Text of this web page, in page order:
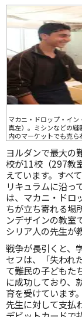
マカニ・ドロップ・イ
真左）。ミシンなどの
内のマーケットでも売ら
ヨルダンで最大の
校が11校（297教
えています。すべ
リキュラムに沿っ
は、マカニ・ドロ
ちが立ち寄れる場
ンデザインの教室
シリア人の先生が
戦争が長引くと、
セフは、「失われ
て難民の子どもた
に成功しており、
育を受けています
先生に対して支払